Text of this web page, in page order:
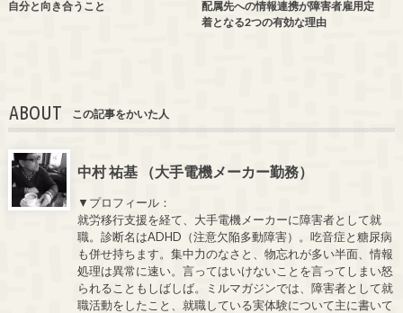
自分と向き合うこと
配属先への情報連携が障害者雇用定
着となる2つの有効な理由
ABOUT この記事をかいた人
中村 祐基 （大手電機メーカー勤務）
▼プロフィール：
就労移行支援を経て、大手電機メーカーに障害者として就
職。診断名はADHD（注意欠陥多動障害）。吃音症と糖尿病
も併せ持ちます。集中力のなさと、物忘れが多い半面、情報
処理は異常に速い。言ってはいけないことを言ってしまい怒
られることもしばしば。ミルマガジンでは、障害者として就
職活動をしたこと、就職している実体験について主に書いて